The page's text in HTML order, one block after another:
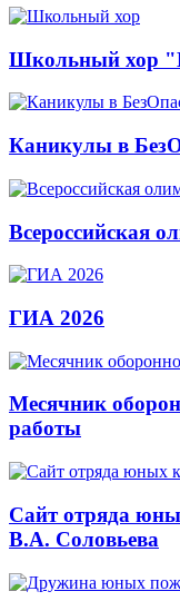
Школьный хор
Каникулы в
Всероссийская
ГИА 2026
Месячник
работы
Сайт отряда
В.А. Соловьева